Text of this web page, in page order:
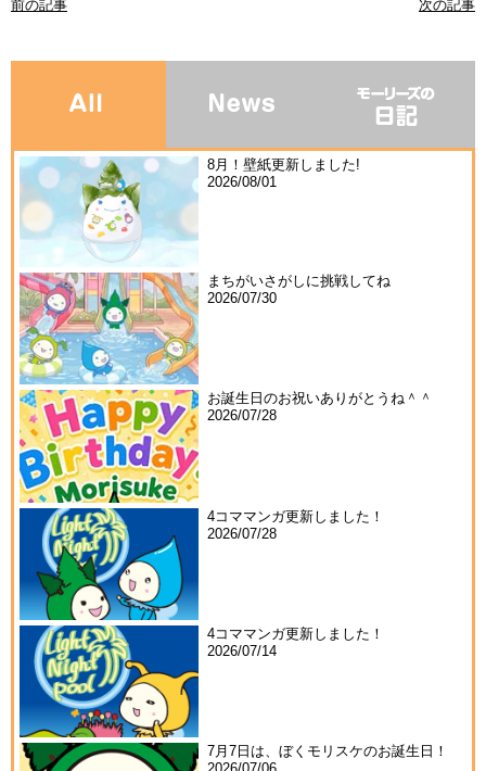
前の記事 次の記事
8月！壁紙更新しました!
2026/08/01
まちがいさがしに挑戦してね
2026/07/30
お誕生日のお祝いありがとうね＾＾
2026/07/28
4コママンガ更新しました！
2026/07/28
4コママンガ更新しました！
2026/07/14
7月7日は、ぼくモリスケのお誕生日！